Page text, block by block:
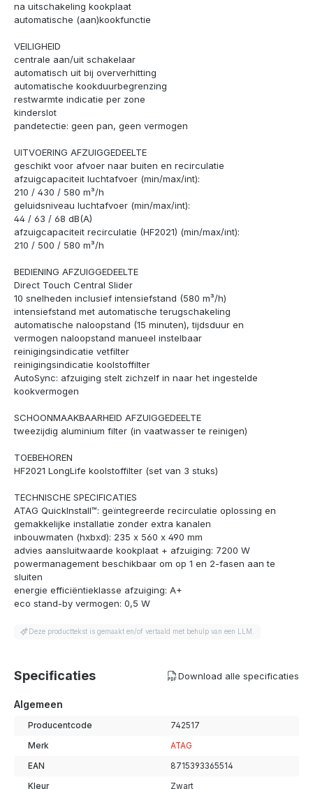
na uitschakeling kookplaat
automatische (aan)kookfunctie
VEILIGHEID
centrale aan/uit schakelaar
automatisch uit bij oververhitting
automatische kookduurbegrenzing
restwarmte indicatie per zone
kinderslot
pandetectie: geen pan, geen vermogen
UITVOERING AFZUIGGEDEELTE
geschikt voor afvoer naar buiten en recirculatie
afzuigcapaciteit luchtafvoer (min/max/int):
210 / 430 / 580 m³/h
geluidsniveau luchtafvoer (min/max/int):
44 / 63 / 68 dB(A)
afzuigcapaciteit recirculatie (HF2021) (min/max/int):
210 / 500 / 580 m³/h
BEDIENING AFZUIGGEDEELTE
Direct Touch Central Slider
10 snelheden inclusief intensiefstand (580 m³/h)
intensiefstand met automatische terugschakeling
automatische naloopstand (15 minuten), tijdsduur en
vermogen naloopstand manueel instelbaar
reinigingsindicatie vetfilter
reinigingsindicatie koolstoffilter
AutoSync: afzuiging stelt zichzelf in naar het ingestelde
kookvermogen
SCHOONMAAKBAARHEID AFZUIGGEDEELTE
tweezijdig aluminium filter (in vaatwasser te reinigen)
TOEBEHOREN
HF2021 LongLife koolstoffilter (set van 3 stuks)
TECHNISCHE SPECIFICATIES
ATAG QuickInstall™: geïntegreerde recirculatie oplossing en
gemakkelijke installatie zonder extra kanalen
inbouwmaten (hxbxd): 235 x 560 x 490 mm
advies aansluitwaarde kookplaat + afzuiging: 7200 W
powermanagement beschikbaar om op 1 en 2-fasen aan te
sluiten
energie efficiëntieklasse afzuiging: A+
eco stand-by vermogen: 0,5 W
Deze producttekst is gemaakt en/of vertaald met behulp van een LLM.
Specificaties Download alle specificaties
Algemeen
Producentcode 742517
Merk ATAG
EAN 8715393365514
Kleur Zwart